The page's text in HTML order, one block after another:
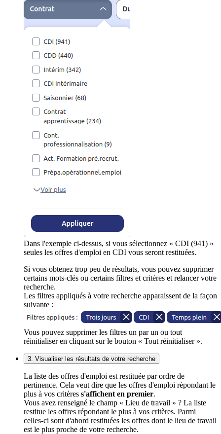
Dans l'exemple ci-dessus, si vous sélectionnez « CDI (941) »
seules les offres d'emploi en CDI vous seront restituées.
Si vous obtenez trop peu de résultats, vous pouvez supprimer
certains mots-clés ou certains filtres et critères et relancer votre
recherche.
Les filtres appliqués à votre recherche apparaissent de la façon
suivante :
Vous pouvez supprimer les filtres un par un ou tout
réinitialiser en cliquant sur le bouton « Tout réinitialiser ».
3. Visualiser les résultats de votre recherche
La liste des offres d'emploi est restituée par ordre de
pertinence. Cela veut dire que les offres d'emploi répondant le
plus à vos critères s'affichent en premier.
Vous avez renseigné le champ « Lieu de travail » ? La liste
restitue les offres répondant le plus à vos critères. Parmi
celles-ci sont d'abord restituées les offres dont le lieu de travail
est le plus proche de votre recherche.